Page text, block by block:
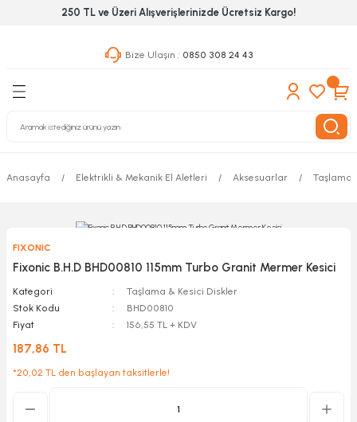
250 TL ve Üzeri Alışverişlerinizde Ücretsiz Kargo!
Bize Ulaşın : 0850 308 24 43
Geri Dön
Geri Dön
& Nalburiye
Grubu
Geri Dön
Anasayfa Elektrikli & Mekanik El Aletleri Aksesuarlar Taşlama
FIXONIC
Fixonic B.H.D BHD00810 115mm Turbo Granit Mermer Kesici
Kategori
Taşlama & Kesici Diskler
Stok Kodu
BHD00810
Fiyat
156,55 TL + KDV
187,86 TL
*20,02 TL den başlayan taksitlerle!